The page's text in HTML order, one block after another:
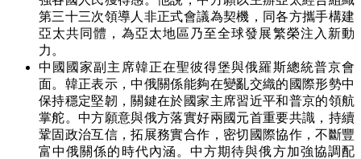
第三十三次領導人非正式會議為契機，同各方攜手構建
亞太共同體，為亞太地區乃至全球發展繁榮注入新動
力。
中國國家副主席韓正在聖彼得堡與俄羅斯總統普京會
面。 韓正表示，中俄關係能夠在變亂交織的國際形勢中
保持穩定堅韌，關鍵在於國家主席習近平和普京的領航
掌舵。中方願意與俄方落實好兩國元首重要共識，持續
鞏固政治互信，拓展務實合作，密切國際協作，不斷豐
富中俄關係的時代內涵。中方期待與俄方加強協調配